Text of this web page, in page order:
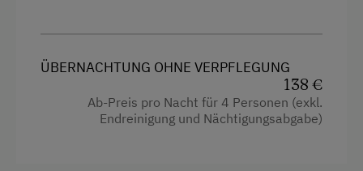
Handtücher
Reinigungsausstattung in der Wohnung
ÜBERNACHTUNG OHNE VERPFLEGUNG
138 €
Ab-Preis pro Nacht für 4 Personen (exkl.
Endreinigung und Nächtigungsabgabe)